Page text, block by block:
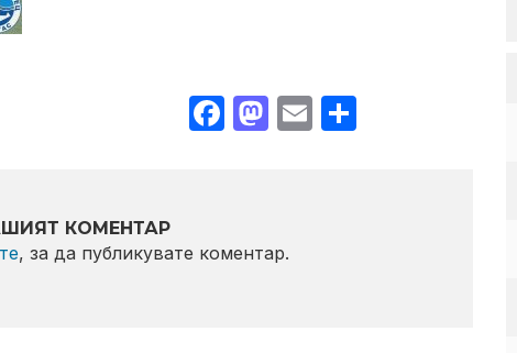
Facebook
Mastodon
EmailShare
КОМЕНТАР
, за да публикувате коментар.